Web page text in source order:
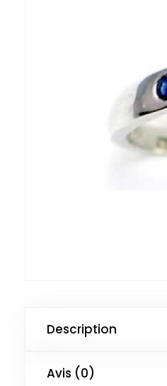
Description
Avis (0)